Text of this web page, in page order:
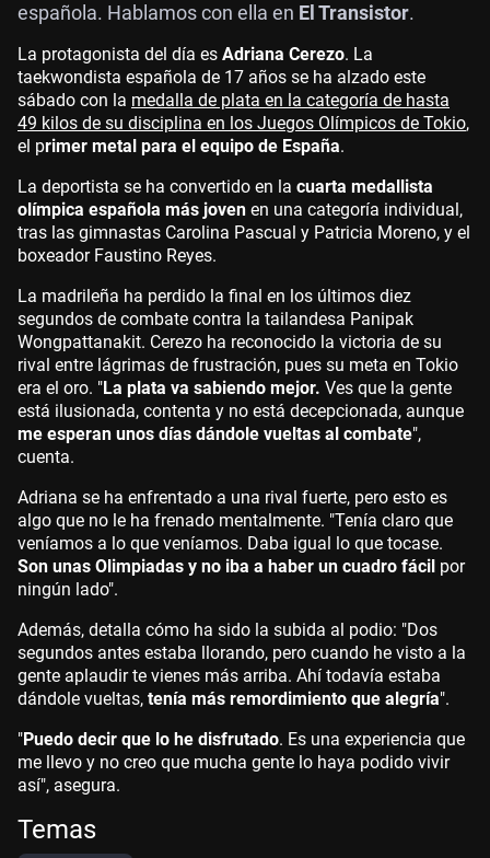
española. Hablamos con ella en El Transistor.
La protagonista del día es Adriana Cerezo. La
taekwondista española de 17 años se ha alzado este
sábado con la medalla de plata en la categoría de hasta
49 kilos de su disciplina en los Juegos Olímpicos de Tokio,
el primer metal para el equipo de España.
La deportista se ha convertido en la cuarta medallista
olímpica española más joven en una categoría individual,
tras las gimnastas Carolina Pascual y Patricia Moreno, y el
boxeador Faustino Reyes.
La madrileña ha perdido la final en los últimos diez
segundos de combate contra la tailandesa Panipak
Wongpattanakit. Cerezo ha reconocido la victoria de su
rival entre lágrimas de frustración, pues su meta en Tokio
era el oro. "La plata va sabiendo mejor. Ves que la gente
está ilusionada, contenta y no está decepcionada, aunque
me esperan unos días dándole vueltas al combate",
cuenta.
Adriana se ha enfrentado a una rival fuerte, pero esto es
algo que no le ha frenado mentalmente. "Tenía claro que
veníamos a lo que veníamos. Daba igual lo que tocase.
Son unas Olimpiadas y no iba a haber un cuadro fácil por
ningún lado".
Además, detalla cómo ha sido la subida al podio: "Dos
segundos antes estaba llorando, pero cuando he visto a la
gente aplaudir te vienes más arriba. Ahí todavía estaba
dándole vueltas, tenía más remordimiento que alegría".
"Puedo decir que lo he disfrutado. Es una experiencia que
me llevo y no creo que mucha gente lo haya podido vivir
así", asegura.
Temas